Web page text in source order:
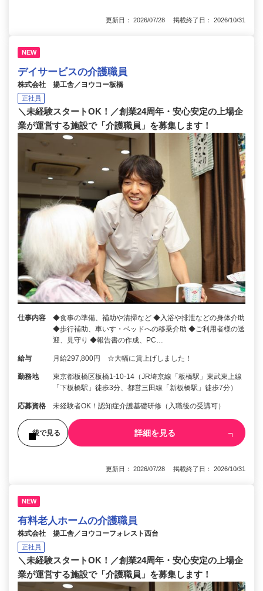
更新日： 2026/07/28 掲載終了日： 2026/10/31
NEW
デイサービスの介護職員
株式会社 揚工舎／ヨウコー板橋
正社員
＼未経験スタートOK！／創業24周年・安心安定の上場企
業が運営する施設で「介護職員」を募集します！
仕事内容
◆食事の準備、補助や清掃など ◆入浴や排泄などの身体介助
◆歩行補助、車いす・ベッドへの移乗介助 ◆ご利用者様の送
迎、見守り ◆報告書の作成、PC…
給与 月給297,800円 ☆大幅に賃上げしました！
勤務地
東京都板橋区板橋1-10-14（JR埼京線「板橋駅」東武東上線
「下板橋駅」徒歩3分、都営三田線「新板橋駅」徒歩7分）
応募資格 未経験者OK！認知症介護基礎研修（入職後の受講可）
後で見る 詳細を見る
更新日： 2026/07/28 掲載終了日： 2026/10/31
NEW
有料老人ホームの介護職員
株式会社 揚工舎／ヨウコーフォレスト西台
正社員
＼未経験スタートOK！／創業24周年・安心安定の上場企
業が運営する施設で「介護職員」を募集します！